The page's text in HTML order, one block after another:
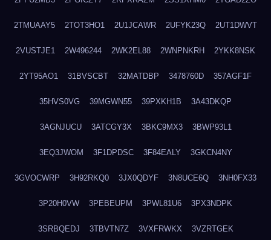
2TMUAAY5 2TOT3HO1 2U1JCAWR 2UFYK23Q 2UT1DWVT
2VUSTJE1 2W496244 2WK2EL88 2WNPNKRH 2YKK8NSK
2YT95AO1 31BVSCBT 32MATDBP 3478760D 357AGF1F
35HVS0VG 39MGWN55 39PXKH1B 3A43DKQP
3AGNJUCU 3ATCGY3X 3BKC9MX3 3BWP93L1
3EQ3JWOM 3F1DPDSC 3F84EALY 3GKCN4NY
3GVOCWRP 3H92RKQ0 3JX0QDYF 3N8UCE6Q 3NH0FX33
3P20H0VW 3PEBEUPM 3PWL81U6 3PX3NDPK
3SRBQEDJ 3TBVTN7Z 3VXFRWKX 3VZRTGEK